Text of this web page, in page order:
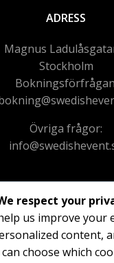
ADRESS
Magnus
Stockholm
Övriga frågor:
på sociala media
genomförda event
respect your
us improve your
content,
choose which